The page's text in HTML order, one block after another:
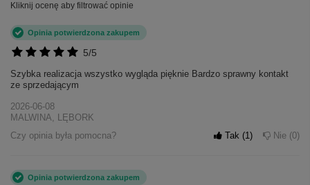
Kliknij ocenę aby filtrować opinie
5/5
Opinia potwierdzona zakupem
Szybka realizacja wszystko wygląda pięknie Bardzo sprawny kontakt
ze sprzedającym
2026-06-08
MALWINA, LĘBORK
Czy opinia była pomocna?
Tak 1 Nie 0
Opinia potwierdzona zakupem